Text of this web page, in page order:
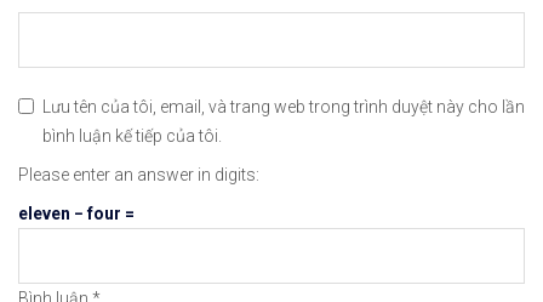
Lưu tên của tôi, email, và trang web trong trình duyệt này cho lần
bình luận kế tiếp của tôi.
Please enter an answer in digits:
eleven − four =